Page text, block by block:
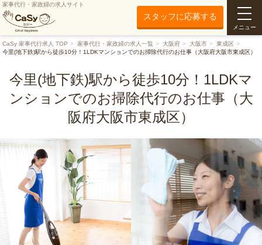
家事代行・家政婦の求人サイト
スタッフに応募する
メニュー
CaSy 家事代行求人 TOP 家事代行・家政婦の求人一覧 大阪府 大阪市
東成区
今里(地下鉄)駅から徒歩10分！1LDKマンションでのお掃除代行のお仕事（大阪府大阪市東成区）
今里(地下鉄)駅から徒歩10分！1LDKマ
ンションでのお掃除代行のお仕事（大
阪府大阪市東成区）